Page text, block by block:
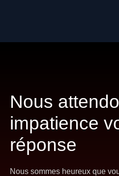
Nous
impatience
réponse
Nous sommes heureux que